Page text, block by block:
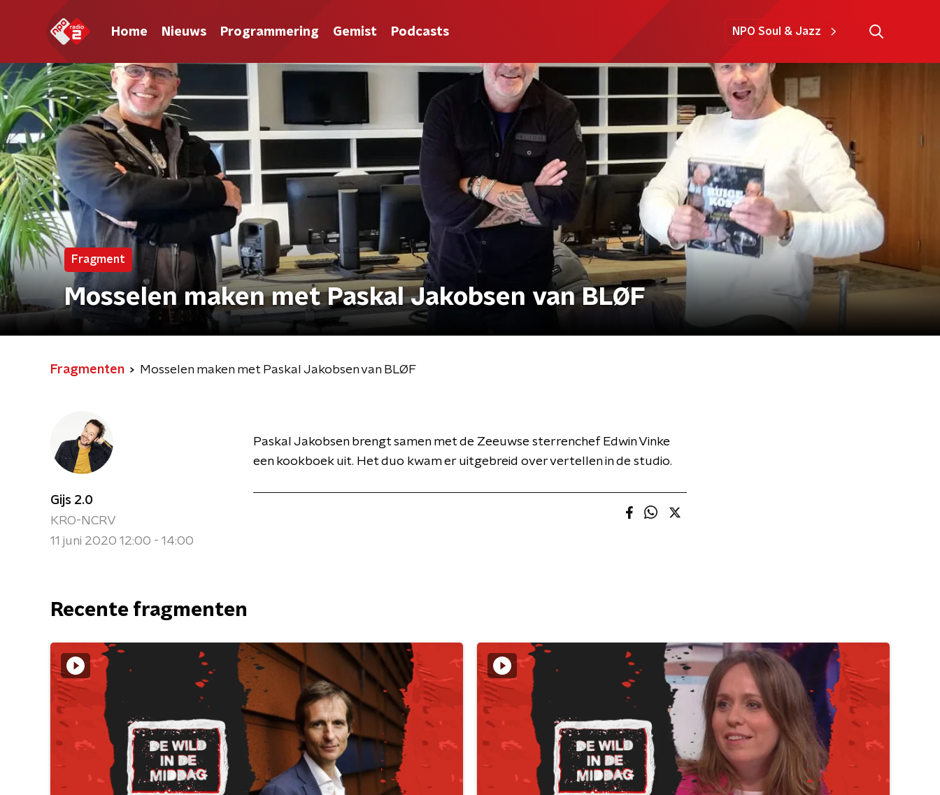
Home Nieuws Programmering Gemist Podcasts NPO Soul & Jazz
Fragment
Mosselen maken met Paskal Jakobsen van BLØF
Fragmenten Mosselen maken met Paskal Jakobsen van BLØF
Gijs 2.0
KRO-NCRV
11 juni 2020 12:00 - 14:00
Paskal Jakobsen brengt samen met de Zeeuwse sterrenchef Edwin Vinke
een kookboek uit. Het duo kwam er uitgebreid over vertellen in de studio.
Recente fragmenten